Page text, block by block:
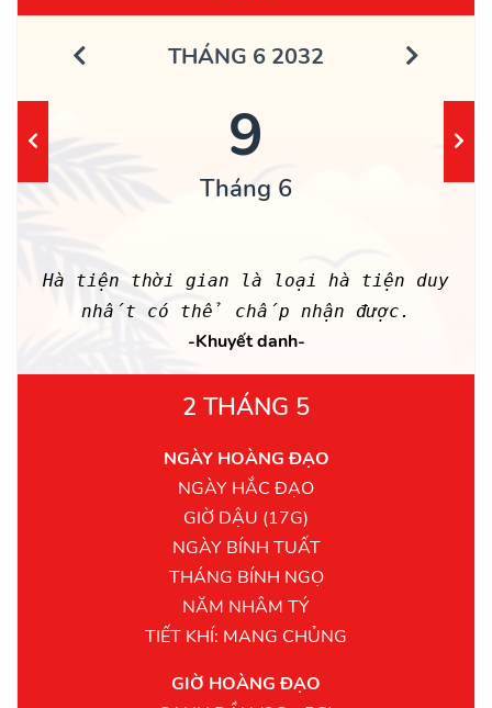
THÁNG 6 2032
9
Tháng 6
Hà tiện thời gian là loại hà tiện duy
nhất có thể chấp nhận được.
-Khuyết danh-
2 THÁNG 5
NGÀY HOÀNG ĐẠO
NGÀY HẮC ĐẠO
GIỜ DẬU (17G)
NGÀY BÍNH TUẤT
THÁNG BÍNH NGỌ
NĂM NHÂM TÝ
TIẾT KHÍ: MANG CHỦNG
GIỜ HOÀNG ĐẠO